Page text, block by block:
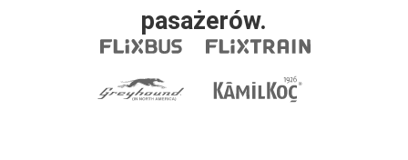
pasażerów.